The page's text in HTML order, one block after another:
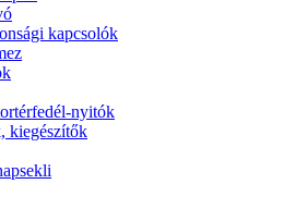
kapcsolók
nyitók
kiegészítők